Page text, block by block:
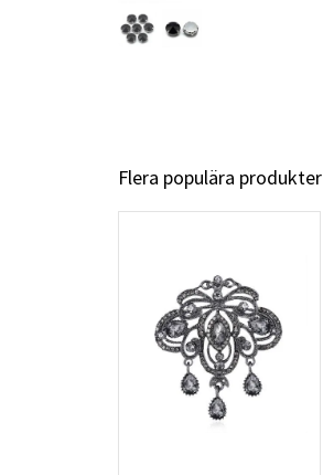
Flera populära produkter